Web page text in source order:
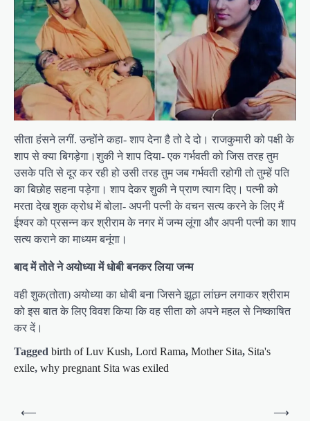
सीता हंसने लगीं. उन्होंने कहा- शाप देना है तो दे दो। राजकुमारी को पक्षी के
शाप से क्या बिगड़ेगा।शुकी ने शाप दिया- एक गर्भवती को जिस तरह तुम
उसके पति से दूर कर रही हो उसी तरह तुम जब गर्भवती रहोगी तो तुम्हें पति
का बिछोह सहना पड़ेगा। शाप देकर शुकी ने प्राण त्याग दिए। पत्नी को
मरता देख शुक क्रोध में बोला- अपनी पत्नी के वचन सत्य करने के लिए मैं
ईश्वर को प्रसन्न कर श्रीराम के नगर में जन्म लूंगा और अपनी पत्नी का शाप
सत्य कराने का माध्यम बनूंगा।
बाद में तोते ने अयोध्या में धोबी बनकर लिया जन्म
वही शुक(तोता) अयोध्या का धोबी बना जिसने झूठा लांछन लगाकर श्रीराम
को इस बात के लिए विवश किया कि वह सीता को अपने महल से निष्काषित
कर दें।
Tagged birth of Luv Kush, Lord Rama, Mother Sita, Sita's
exile, why pregnant Sita was exiled
⟵
⟶